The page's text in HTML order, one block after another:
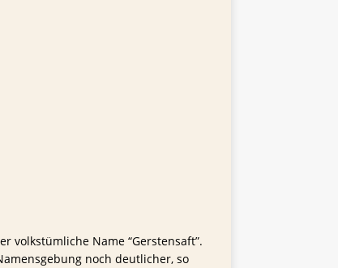
volkstümliche Name “Gerstensaft”.
noch deutlicher, so